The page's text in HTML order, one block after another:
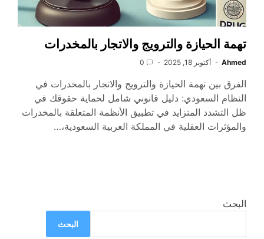
تهمة الحيازة والترويج والاتجار بالمخدرات
Ahmed أكتوبر 18, 2025 0
الفرق بين تهمة الحيازة والترويج والاتجار بالمخدرات في
النظام السعودي: دليل قانوني شامل لحماية حقوقك في
ظل التشدد المتزايد في تطبيق الأنظمة المتعلقة بالمخدرات
والمؤثرات العقلية في المملكة العربية السعودية،…
البحث
البحث